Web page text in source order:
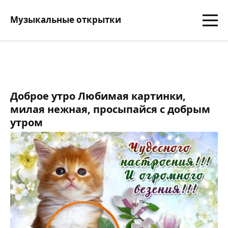
Музыкальные открытки
Доброе утро Любимая картинки,
милая нежная, просыпайся с добрым
утром